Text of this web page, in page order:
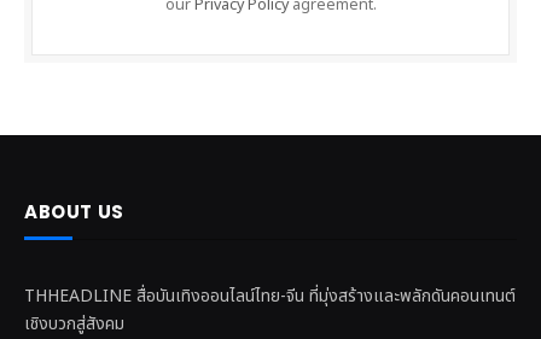
ourPrivacy Policyagreement.
ABOUT US
THHEADLINE สื่อบันเทิงออนไลน์ไทย-จีน ที่มุ่งสร้างและพลักดันคอนเทนต์
เชิงบวกสู่สังคม